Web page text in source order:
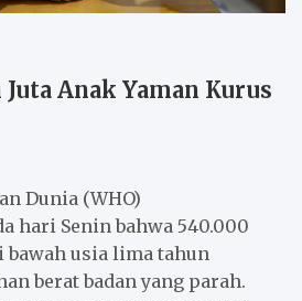
Anak Yaman Kurus
Dunia (WHO)
hari Senin bahwa 540.000
bawah usia lima tahun
berat badan yang parah.